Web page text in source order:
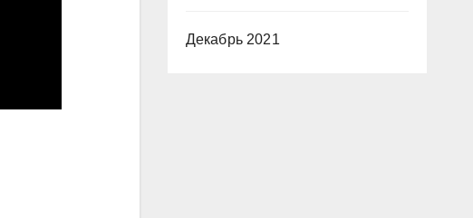
Декабрь 2021